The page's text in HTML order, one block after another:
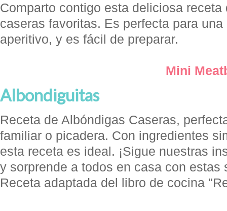
Comparto contigo esta deliciosa
caseras favoritas. Es perfecta para
aperitivo, y es fácil de preparar.
Mini
Albondiguitas
Receta de Albóndigas Caseras,
familiar o picadera. Con ingredientes
esta receta es ideal. ¡Sigue nuestras
y sorprende a todos en casa con estas
Receta adaptada del libro de cocina